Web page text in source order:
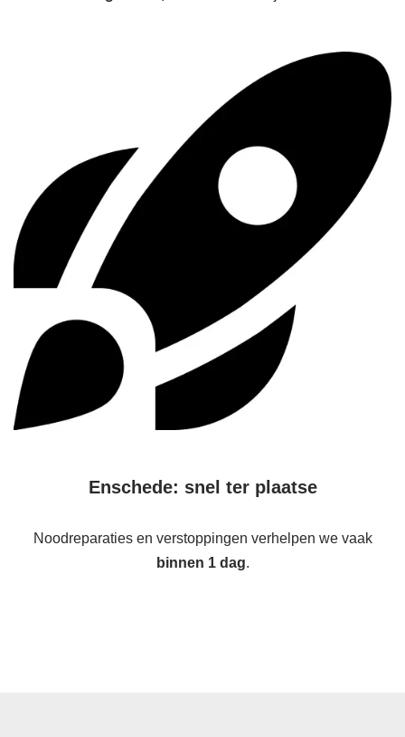
Enschede: snel ter plaatse
Noodreparaties en verstoppingen verhelpen we vaak
binnen 1 dag.